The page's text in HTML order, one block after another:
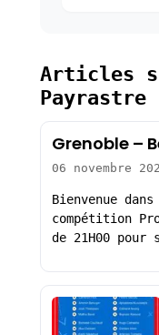
Articles
Payrastre
Grenoble –
06 novembre
Bienvenue
compétition
de 21H00 pour